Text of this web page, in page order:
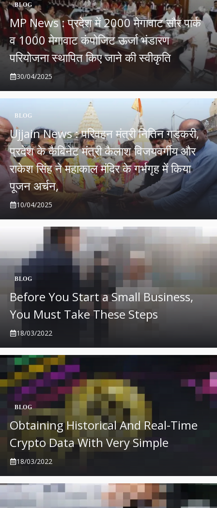
BLOG
MP News : प्रदेश में 2000 मेगावाट सौर पार्क
व 1000 मेगावाट कंपोजिट ऊर्जा भंडारण
परियोजना स्थापित किए जाने की स्वीकृति
30/04/2025
BLOG
Ujjain News : परिवहन मंत्री नितिन गडकरी,
प्रदेश के कैबिनेट मंत्री कैलाश विजयवर्गीय और
राकेश सिंह ने महाकाल मंदिर के गर्भगृह में किया
पूजन अर्चन,
10/04/2025
BLOG
Before You Start a Small Business,
You Must Take These Steps
18/03/2022
BLOG
Obtaining Historical And Real-Time
Crypto Data With Very Simple
18/03/2022